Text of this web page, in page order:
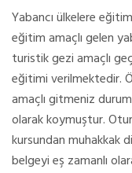
Yabancı ülkelere
eğitim amaçlı gelen
turistik gezi amaçlı
eğitimi verilmektedir.
amaçlı gitmeniz
olarak koymuştur.
kursundan muhakkak
belgeyi eş zamanlı